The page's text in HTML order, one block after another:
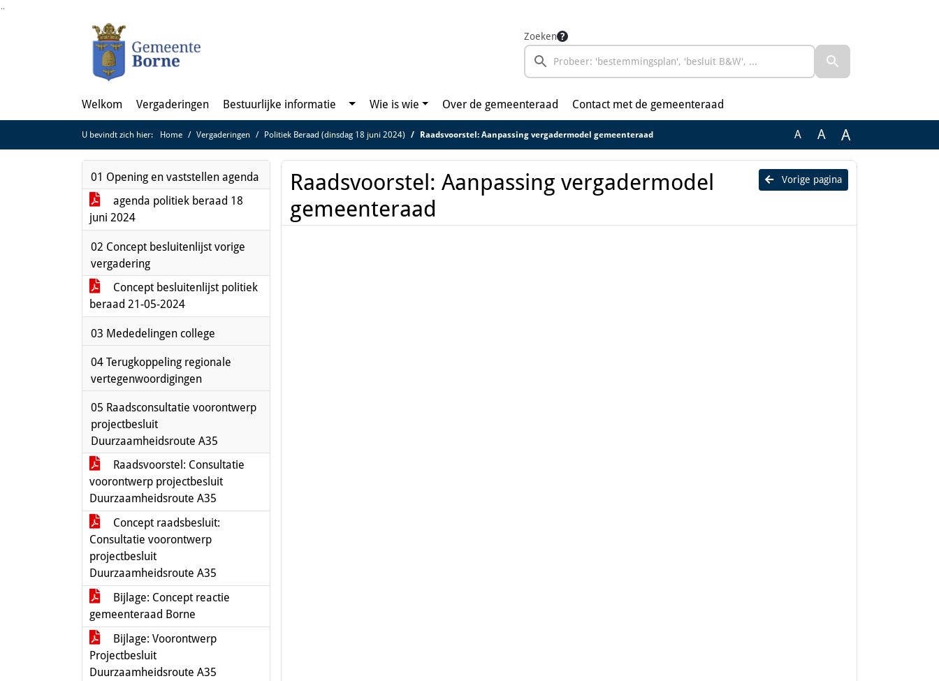
Zoeken
Welkom Vergaderingen Bestuurlijke informatie Wie is wie Over de gemeenteraad Contact met de gemeenteraad
U bevindt zich hier: Home Vergaderingen Politiek Beraad (dinsdag 18 juni 2024) Raadsvoorstel: Aanpassing vergadermodel gemeenteraad A A A
01 Opening en vaststellen agenda
agenda politiek beraad 18
juni 2024
02 Concept besluitenlijst vorige
vergadering
Concept besluitenlijst politiek
beraad 21-05-2024
03 Mededelingen college
04 Terugkoppeling regionale
vertegenwoordigingen
05 Raadsconsultatie voorontwerp
projectbesluit
Duurzaamheidsroute A35
Raadsvoorstel: Consultatie
voorontwerp projectbesluit
Duurzaamheidsroute A35
Concept raadsbesluit:
Consultatie voorontwerp
projectbesluit
Duurzaamheidsroute A35
Bijlage: Concept reactie
gemeenteraad Borne
Bijlage: Voorontwerp
Projectbesluit
Duurzaamheidsroute A35
Vorige pagina
Raadsvoorstel: Aanpassing vergadermodel
gemeenteraad